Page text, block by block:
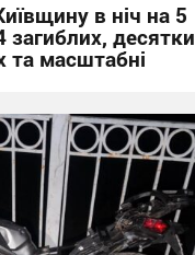
в ніч на 5
загиблих, десятки
та масштабні